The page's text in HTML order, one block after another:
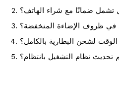
تشمل ضمانًا مع شراء الهاتف؟
في ظروف الإضاءة المنخفضة؟
لشحن البطارية بالكامل؟
تحديث نظام التشغيل بانتظام؟